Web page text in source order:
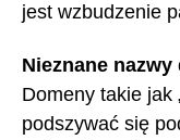
jest wzbudzenie
Nieznane nazwy
Domeny takie jak
podszywać się